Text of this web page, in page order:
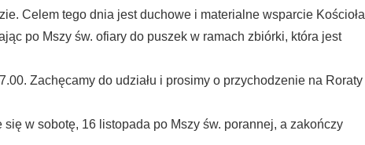
Celem tego dnia jest duchowe i materialne wsparcie Kościoła
po Mszy św. ofiary do puszek w ramach zbiórki, która jest
Zachęcamy do udziału i prosimy o przychodzenie na Roraty
w sobotę, 16 listopada po Mszy św. porannej, a zakończy